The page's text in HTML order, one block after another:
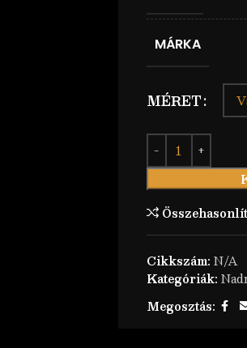
MÁRKA
MÉRET
Cikkszám: N/A
Kategóriák:
Megosztás: